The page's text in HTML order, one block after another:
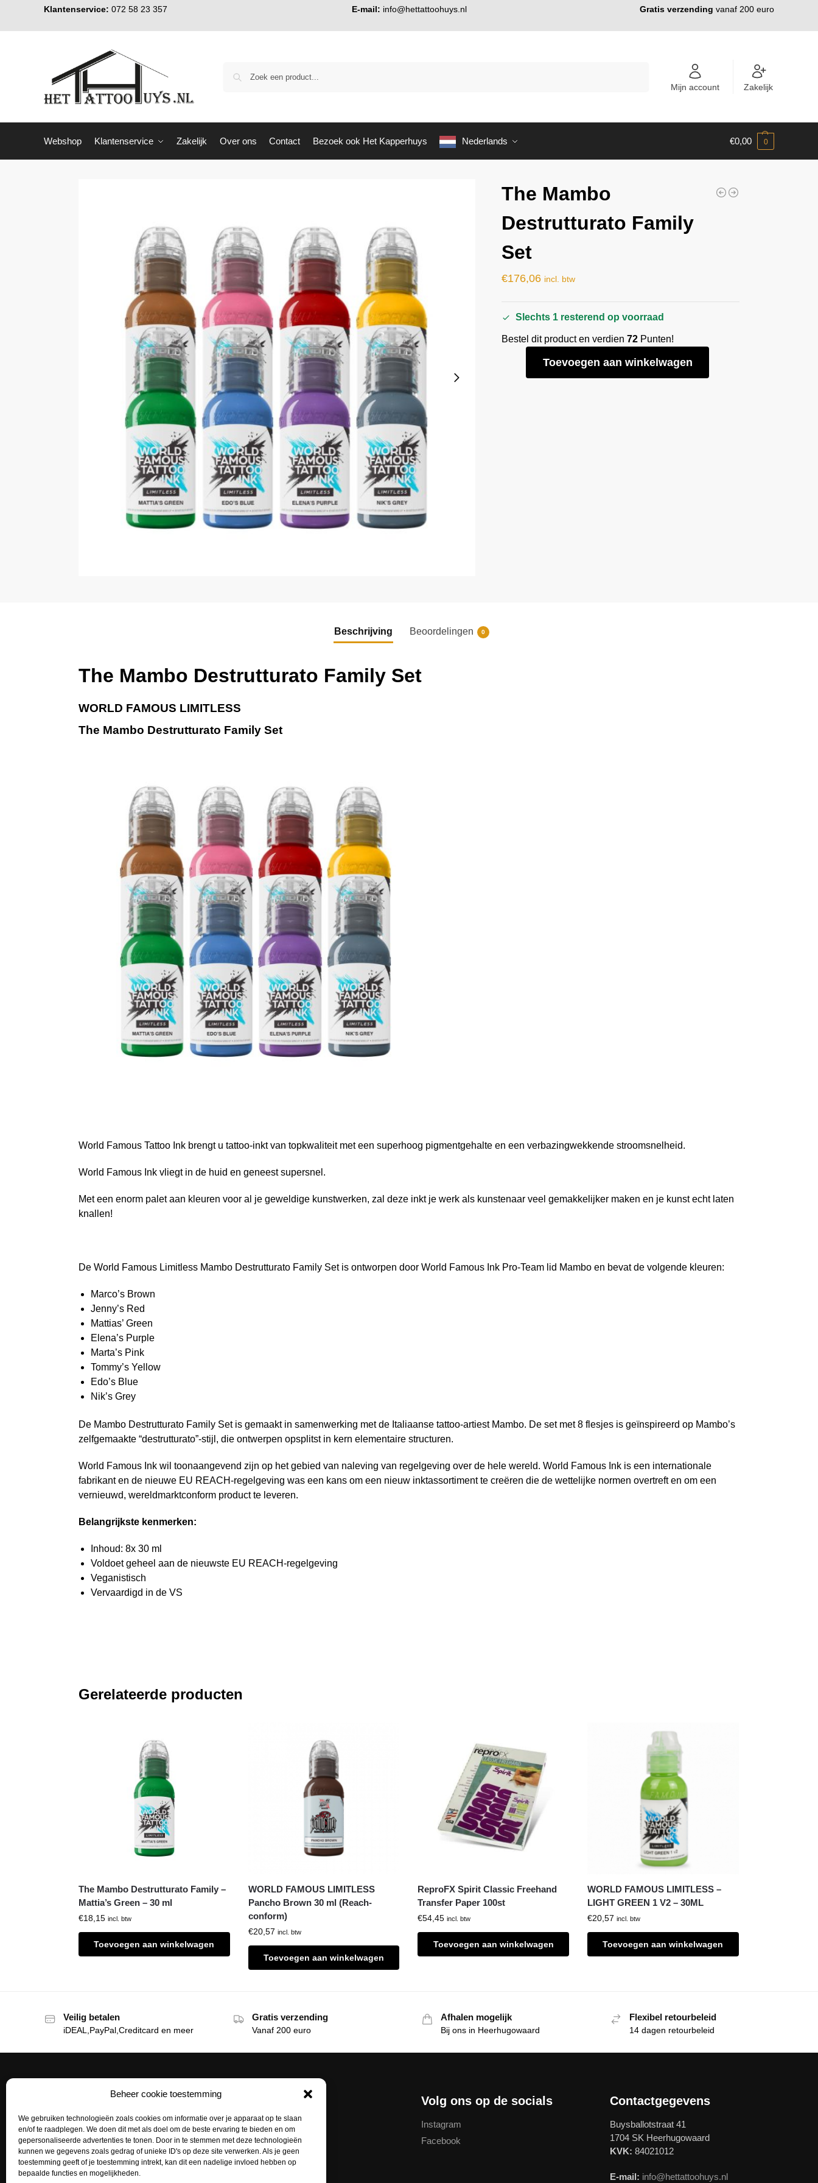
Beheer cookie toestemming
We gebruiken technologieën zoals cookies om informatie over je apparaat op te slaan
en/of te raadplegen. We doen dit met als doel om de beste ervaring te bieden en om
gepersonaliseerde advertenties te tonen. Door in te stemmen met deze technologieën
kunnen we gegevens zoals gedrag of unieke ID's op deze site verwerken. Als je geen
toestemming geeft of je toestemming intrekt, kan dit een nadelige invloed hebben op
bepaalde functies en mogelijkheden.
Klantenservice: 072 58 23 357 E-mail: info@hettattoohuys.nl Gratis verzending vanaf 200 euro
Mijn account Zakelijk
Webshop Klantenservice Zakelijk Over ons Contact Bezoek ook Het Kapperhuys Nederlands €0,00 0
The Mambo
Destrutturato Family
Set
€176,06 incl. btw
Slechts 1 resterend op voorraad
Bestel dit product en verdien72 Punten!
Toevoegen aan winkelwagen
Beschrijving Beoordelingen 0
The Mambo Destrutturato Family Set
WORLD FAMOUS LIMITLESS
The Mambo Destrutturato Family Set
World Famous Tattoo Ink brengt u tattoo-inkt van topkwaliteit met een superhoog pigmentgehalte en een verbazingwekkende stroomsnelheid.
World Famous Ink vliegt in de huid en geneest supersnel.
Met een enorm palet aan kleuren voor al je geweldige kunstwerken, zal deze inkt je werk als kunstenaar veel gemakkelijker maken en je kunst echt laten
knallen!
De World Famous Limitless Mambo Destrutturato Family Set is ontworpen door World Famous Ink Pro-Team lid Mambo en bevat de volgende kleuren:
Marco’s Brown
Jenny’s Red
Mattias’ Green
Elena’s Purple
Marta’s Pink
Tommy’s Yellow
Edo’s Blue
Nik’s Grey
De Mambo Destrutturato Family Set is gemaakt in samenwerking met de Italiaanse tattoo-artiest Mambo. De set met 8 flesjes is geïnspireerd op Mambo’s
zelfgemaakte “destrutturato”-stijl, die ontwerpen opsplitst in kern elementaire structuren.
World Famous Ink wil toonaangevend zijn op het gebied van naleving van regelgeving over de hele wereld. World Famous Ink is een internationale
fabrikant en de nieuwe EU REACH-regelgeving was een kans om een nieuw inktassortiment te creëren die de wettelijke normen overtreft en om een
vernieuwd, wereldmarktconform product te leveren.
Belangrijkste kenmerken:
Inhoud: 8x 30 ml
Voldoet geheel aan de nieuwste EU REACH-regelgeving
Veganistisch
Vervaardigd in de VS
Gerelateerde producten
The Mambo Destrutturato Family –
Mattia’s Green – 30 ml
€18,15 incl. btw
Toevoegen aan winkelwagen
WORLD FAMOUS LIMITLESS
Pancho Brown 30 ml (Reach-
conform)
€20,57 incl. btw
Toevoegen aan winkelwagen
ReproFX Spirit Classic Freehand
Transfer Paper 100st
€54,45 incl. btw
Toevoegen aan winkelwagen
WORLD FAMOUS LIMITLESS –
LIGHT GREEN 1 V2 – 30ML
€20,57 incl. btw
Toevoegen aan winkelwagen
Veilig betalen
iDEAL,PayPal,Creditcard en meer
Gratis verzending
Vanaf 200 euro
Afhalen mogelijk
Bij ons in Heerhugowaard
Flexibel retourbeleid
14 dagen retourbeleid
Het Tattoohuys
Een complete inrichting voor je
tattoostudio uitzoeken of het aanvullen
van je voorraad tattoo supplies: het kan
allemaal bij het Tattoohuys, dé
groothandel voor al jouw supplies.
Klantenservice
Bestellen
Betaalmethodes
Mijn account
Volg ons op de socials
Instagram
Facebook
Contactgegevens
Buysballotstraat 41
1704 SK Heerhugowaard
KVK: 84021012
E-mail: info@hettattoohuys.nl